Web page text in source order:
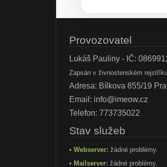
Provozovatel
Lukáš Pauliny - IČ:
Zapsán v živnostenském
Adresa: Bílkova 855/19
Email: info@imeow.cz
Telefon: 773735022
Stav služeb
• Webserver: žádné problémy.
• Mailserver: žádné problémy.